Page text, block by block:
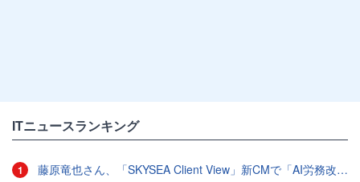
ITニュースランキング
1 藤原竜也さん、「SKYSEA Client View」新CMで「AI労務改善」をアピール 働き方をAIが分析したら「すぐに休んで」と言われる？